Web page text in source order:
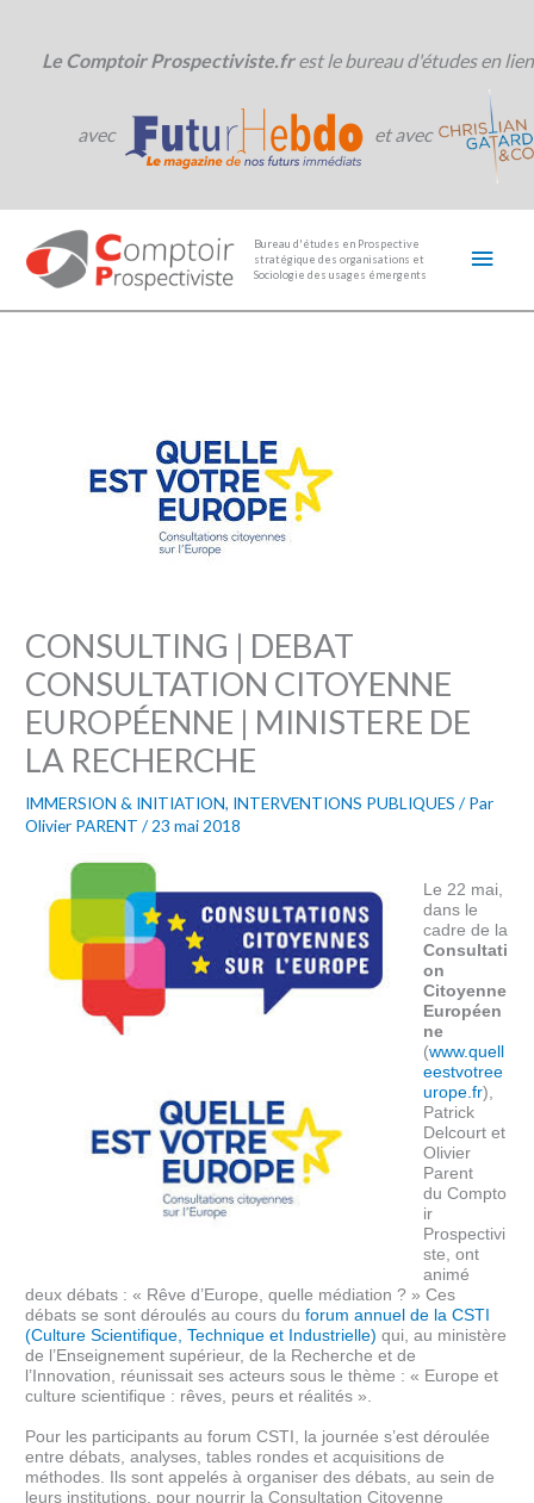
Le Comptoir Prospectiviste.frest le bureau d'études en lien
avec et avec
Bureau d'études en Prospective
stratégique des organisations et
Sociologie des usages émergents
CONSULTING | DEBAT
CONSULTATION CITOYENNE
EUROPÉENNE | MINISTERE DE
LA RECHERCHE
IMMERSION & INITIATION, INTERVENTIONS PUBLIQUES / Par
Olivier PARENT/ 23 mai 2018
Le 22 mai,
dans le
cadre de la
Consultati
on
Citoyenne
Européen
ne
(www.quell
eestvotree
urope.fr),
Patrick
Delcourt et
Olivier
Parent
du Compto
ir
Prospectivi
ste , ont
animé
deux débats : « Rêve d’Europe, quelle médiation ? »Ces
débats se sont déroulés au cours duforum annuel de la CSTI
(Culture Scientifique, Technique et Industrielle) qui, au ministère
de l’Enseignement supérieur, de la Recherche et de
l’Innovation, réunissait ses acteurs sous le thème :« Europe et
culture scientifique : rêves, peurs et réalités ».
Pour les participants au forum CSTI, la journée s’est déroulée
entre débats, analyses, tables rondes et acquisitions de
méthodes. Ils sont appelés à organiser des débats, au sein de
leurs institutions, pour nourrir la Consultation Citoyenne